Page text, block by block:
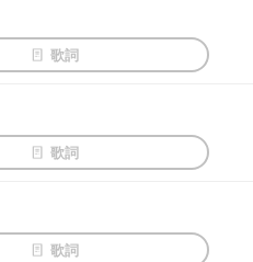
歌詞
歌詞
歌詞